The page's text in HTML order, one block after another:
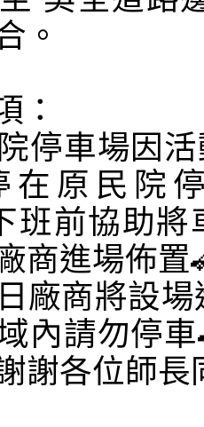
。
：
停車場因
在原民院
班前協助
商進場佈置
廠商將設
內請勿停
謝各位師長